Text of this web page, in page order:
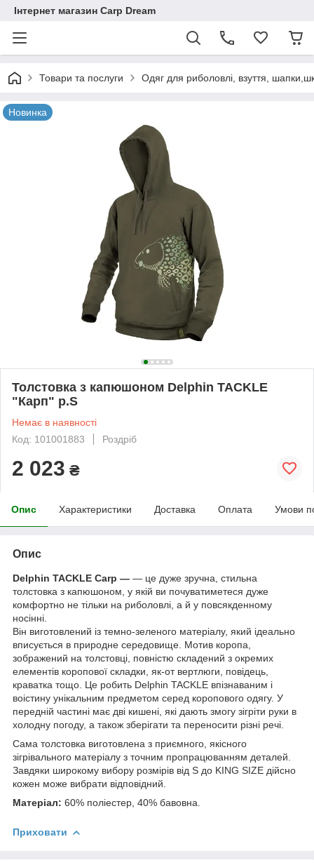
Інтернет магазин Carp Dream
Товари та послуги Одяг для риболовлі, взуття,
Новинка
Толстовка з капюшоном Delphin TACKLE
"Карп" р.S
Немає в наявності
Код: 101001883
Роздріб
2 023 ₴
Опис Характеристики Доставка Оплата Умови
Опис
Delphin TACKLE Carp — — це дуже зручна, стильна
толстовка з капюшоном, у якій ви почуватиметеся дуже
комфортно не тільки на риболовлі, а й у повсякденному
носінні.
Він виготовлений із темно-зеленого матеріалу, який ідеально
вписується в природне середовище. Мотив коропа,
зображений на толстовці, повністю складений з окремих
елементів коропової складки, як-от вертлюги, повідець,
краватка тощо. Це робить Delphin TACKLE впізнаваним і
воістину унікальним предметом серед коропового одягу. У
передній частині має дві кишені, які дають змогу зігріти руки в
холодну погоду, а також зберігати та переносити різні речі.
Сама толстовка виготовлена з приємного, якісного
зігрівального матеріалу з точним пропрацюванням деталей.
Завдяки широкому вибору розмірів від S до KING SIZE дійсно
кожен може вибрати відповідний.
Матеріал: 60% поліестер, 40% бавовна.
Приховати